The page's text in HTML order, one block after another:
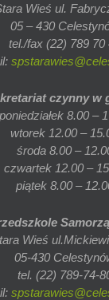
Wieś ul.
05 – 430
tel./fax (22) 789 70
czynny w
poniedziałek 8.00 –
wtorek 12.00 –
środa 8.00 –
czwartek 12.00 –
piątek 8.00 –
Wieś
05-430
tel. (22) 789-74-